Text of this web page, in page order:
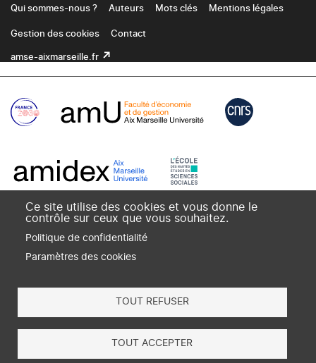
Qui sommes-nous ? Auteurs Mots clés Mentions légales
Gestion des cookies Contact
amse-aixmarseille.fr
Ce site utilise des cookies et vous donne le
contrôle sur ceux que vous souhaitez.
Politique de confidentialité
Paramètres des cookies
TOUT REFUSER
TOUT ACCEPTER
S'abonner à Dialogues économiques (c'est
gratuit)